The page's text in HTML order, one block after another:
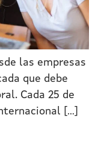
las empresas
que debe
Cada 25 de
[…]